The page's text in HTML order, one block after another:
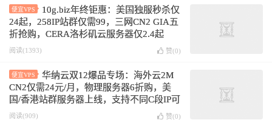
便宜VPS
10g.biz年终钜惠：美国独服秒杀仅
24起，258IP站群仅需99，三网CN2 GIA五
折抢购，CERA洛杉矶云服务器仅2.4起
阅读(1393) 赞(0)
便宜VPS
华纳云双12爆品专场：海外云2M
CN2仅需24元/月，物理服务器6折购，美
国/香港站群服务器上线，支持不同C段IP可
选
阅读(909) 赞(0)